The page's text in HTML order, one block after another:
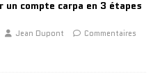
un compte carpa en 3 étapes
Jean Dupont
Commentaires